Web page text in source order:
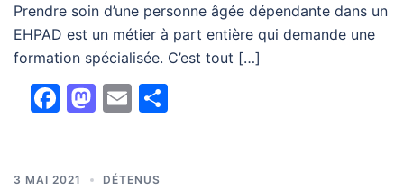
Prendre soin d’une personne âgée dépendante dans un
EHPAD est un métier à part entière qui demande une
formation spécialisée. C’est tout […]
Facebook
Mastodon
Email
3 MAI 2021 DÉTENUS